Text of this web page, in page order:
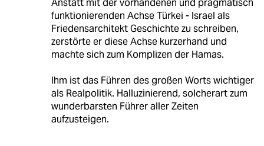
Anstatt mit der vorhandenen und pragmatisch
funktionierenden Achse Türkei - Israel als
Friedensarchitekt Geschichte zu schreiben,
zerstörte er diese Achse kurzerhand und
machte sich zum Komplizen der Hamas.
Ihm ist das Führen des großen Worts wichtiger
als Realpolitik. Halluzinierend, solcherart zum
wunderbarsten Führer aller Zeiten
aufzusteigen.